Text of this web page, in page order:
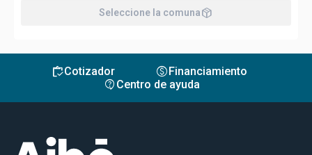
Seleccione la comunapackage_2
inventoryCotizador monetization_onFinanciamiento
contact_support Centro de ayuda